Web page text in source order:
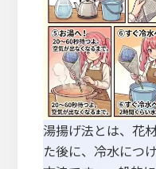
湯揚げ法とは、花
た後に、冷水につ